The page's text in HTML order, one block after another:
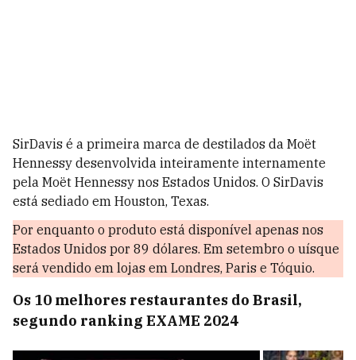
SirDavis é a primeira marca de destilados da Moët
Hennessy desenvolvida inteiramente internamente
pela Moët Hennessy nos Estados Unidos. O SirDavis
está sediado em Houston, Texas.
Por enquanto o produto está disponível apenas nos
Estados Unidos por 89 dólares. Em setembro o uísque
será vendido em lojas em Londres, Paris e Tóquio.
Os 10 melhores restaurantes do Brasil,
segundo ranking EXAME 2024